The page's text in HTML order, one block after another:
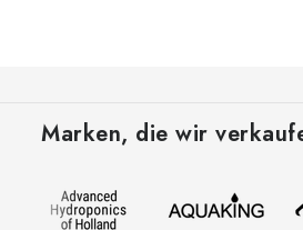
Marken, die wir